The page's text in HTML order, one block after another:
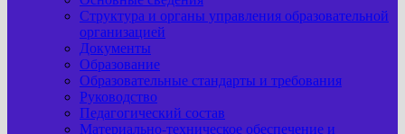
Структура и органы управления образовательной
организацией
Документы
Образование
Образовательные стандарты и требования
Руководство
Педагогический состав
Материально-техническое обеспечение и